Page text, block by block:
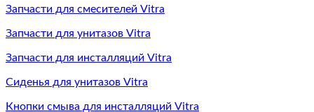
Запчасти для смесителей Vitra
Запчасти для унитазов Vitra
Запчасти для инсталляций Vitra
Сиденья для унитазов Vitra
Кнопки смыва для инсталляций Vitra